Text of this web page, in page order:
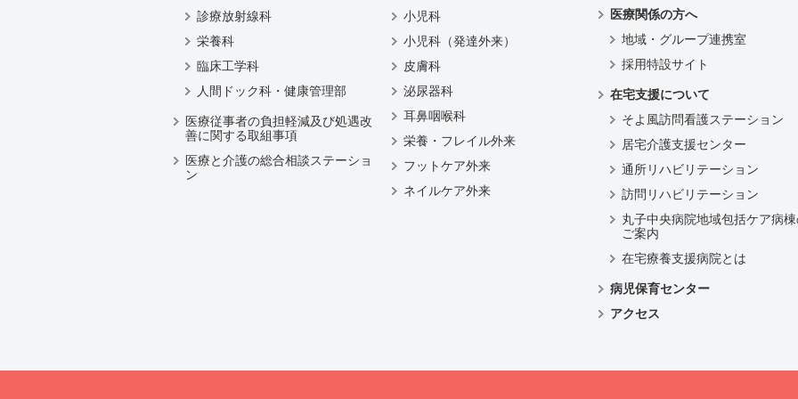
診療放射線科
栄養科
臨床工学科
人間ドック科・健康管理部
医療従事者の負担軽減及び処遇改
善に関する取組事項
医療と介護の総合相談ステーショ
ン
小児科
小児科（発達外来）
皮膚科
泌尿器科
耳鼻咽喉科
栄養・フレイル外来
フットケア外来
ネイルケア外来
医療関係の方へ
地域・グループ連携室
採用特設サイト
在宅支援について
そよ風訪問看護ステーション
居宅介護支援センター
通所リハビリテーション
訪問リハビリテーション
丸子中央病院地域包括ケア病
ご案内
在宅療養支援病院とは
病児保育センター
アクセス